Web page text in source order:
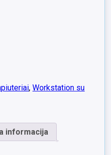
,Workstation su
informacija